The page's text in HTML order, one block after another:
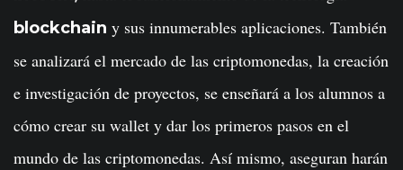
blockchain y sus innumerables aplicaciones. También
se analizará el mercado de las criptomonedas, la creación
e investigación de proyectos, se enseñará a los alumnos a
cómo crear su wallet y dar los primeros pasos en el
mundo de las criptomonedas. Así mismo, aseguran harán